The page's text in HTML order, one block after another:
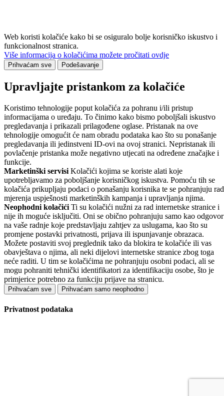
Web koristi kolačiće kako bi se osiguralo bolje korisničko iskustvo i
funkcionalnost stranica.
Više informacija o kolačićima možete pročitati ovdje
Prihvaćam sve Podešavanje
Upravljajte pristankom za kolačiće
Koristimo tehnologije poput kolačića za pohranu i/ili pristup
informacijama o uređaju. To činimo kako bismo poboljšali iskustvo
pregledavanja i prikazali prilagođene oglase. Pristanak na ove
tehnologije omogućit će nam obradu podataka kao što su ponašanje
pregledavanja ili jedinstveni ID-ovi na ovoj stranici. Nepristanak ili
povlačenje pristanka može negativno utjecati na određene značajke i
funkcije.
Marketinški servisi Kolačići kojima se koriste alati koje
upotrebljavamo za poboljšanje korisničkog iskustva. Pomoću tih se
kolačića prikupljaju podaci o ponašanju korisnika te se pohranjuju
mjerenja uspješnosti marketinških kampanja i upravljanja njima.
Neophodni kolačići Ti su kolačići nužni za rad internetske stranice i
nije ih moguće isključiti. Oni se obično pohranjuju samo kao odgovor
na vaše radnje koje predstavljaju zahtjev za uslugama, kao što su
promjene postavki privatnosti, prijava ili ispunjavanje obrazaca.
Možete postaviti svoj preglednik tako da blokira te kolačiće ili vas
obavještava o njima, ali neki dijelovi internetske stranice zbog toga
neće raditi. U tim se kolačićima ne pohranjuju osobni podaci, ali se
mogu pohraniti tehnički identifikatori za identifikaciju osobe, što je
primjerice potrebno za funkciju prijave na stranicu.
Prihvaćam sve Prihvaćam samo neophodno
Privatnost podataka